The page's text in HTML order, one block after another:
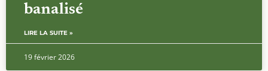
banalisé
LIRE LA SUITE »
19 février 2026